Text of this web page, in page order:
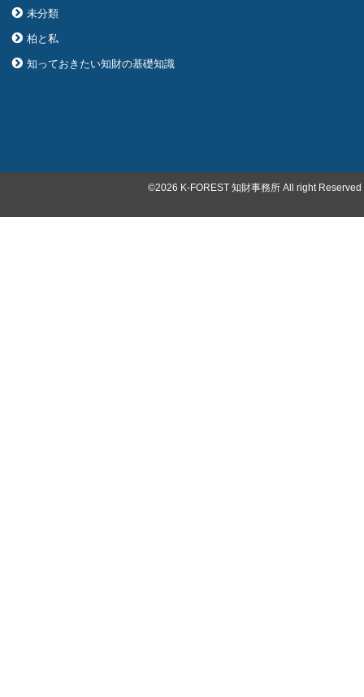
未分類
柏と私
知っておきたい知財の基礎知識
©2026 K-FOREST 知財事務所 All right Reserved